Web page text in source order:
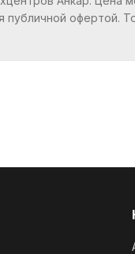
публичной офертой.